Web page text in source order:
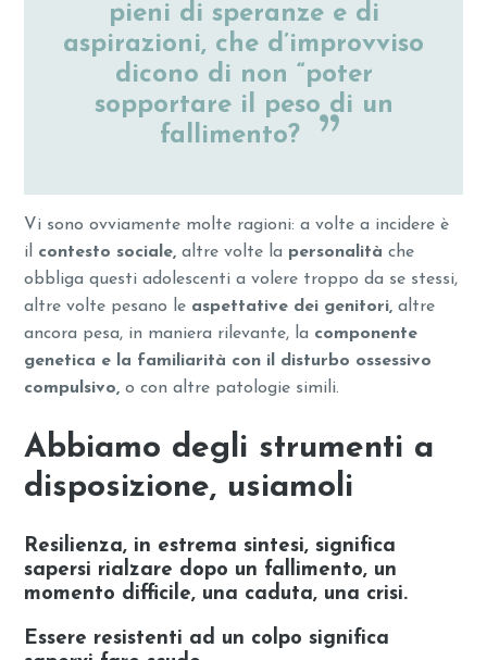
pieni di speranze e di
aspirazioni, che d’improvviso
dicono di non “poter
sopportare il peso di un
fallimento?
Vi sono ovviamente molte ragioni: a volte a incidere è
il contesto sociale, altre volte la personalità che
obbliga questi adolescenti a volere troppo da se stessi,
altre volte pesano le aspettative dei genitori, altre
ancora pesa, in maniera rilevante, la componente
genetica e la familiarità con il disturbo ossessivo
compulsivo, o con altre patologie simili.
Abbiamo degli strumenti a
disposizione, usiamoli
Resilienza, in estrema sintesi, significa
sapersi rialzare dopo un fallimento, un
momento difficile, una caduta, una crisi.
Essere resistenti ad un colpo significa